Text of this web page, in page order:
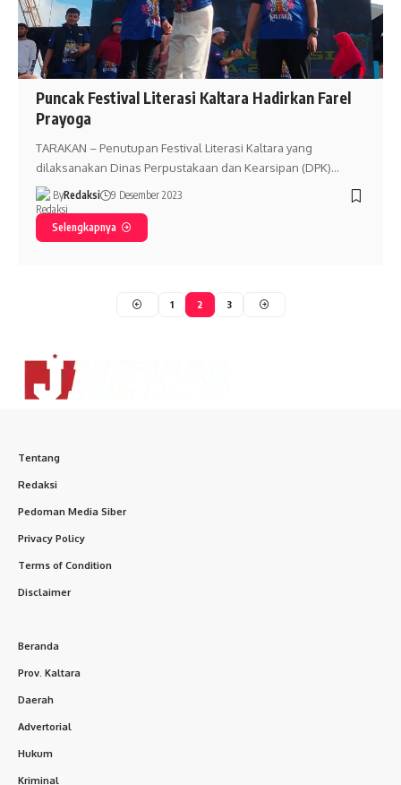
Puncak Festival Literasi Kaltara Hadirkan Farel
Prayoga
TARAKAN – Penutupan Festival Literasi Kaltara yang
dilaksanakan Dinas Perpustakaan dan Kearsipan (DPK)…
ByRedaksi 9 Desember 2023
Selengkapnya
1 2 3
Tentang
Redaksi
Pedoman Media Siber
Privacy Policy
Terms of Condition
Disclaimer
Beranda
Prov. Kaltara
Daerah
Advertorial
Hukum
Kriminal